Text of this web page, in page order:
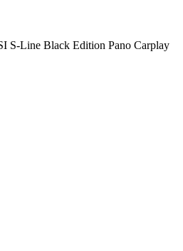
S-Line Black Edition Pano Carplay